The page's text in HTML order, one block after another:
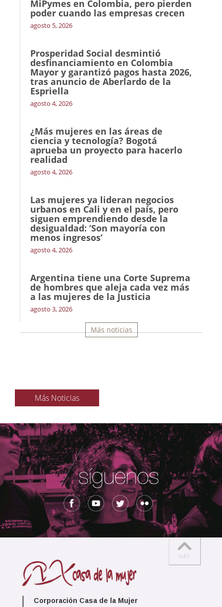
MiPymes en Colombia, pero pierden
poder cuando las empresas crecen
agosto 5, 2026
Prosperidad Social desmintió
desfinanciamiento en Colombia
Mayor y garantizó pagos hasta 2026,
tras anuncio de Aberlardo de la
Espriella
agosto 4, 2026
¿Más mujeres en las áreas de
ciencia y tecnología? Bogotá
aprueba un proyecto para hacerlo
realidad
agosto 4, 2026
Las mujeres ya lideran negocios
urbanos en Cali y en el país, pero
siguen emprendiendo desde la
desigualdad: ‘Son mayoría con
menos ingresos’
agosto 4, 2026
Argentina tiene una Corte Suprema
de hombres que aleja cada vez más
a las mujeres de la Justicia
agosto 3, 2026
Más noticias
Más Noticias
Corporación Casa de la Mujer